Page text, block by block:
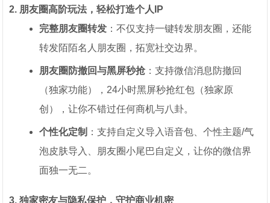
2. 朋友圈高阶玩法，轻松打造个人IP
完整朋友圈转发 ：不仅支持一键转发朋友圈，还能
转发陌陌名人朋友圈，拓宽社交边界。
朋友圈防撤回与黑屏秒抢：支持微信消息防撤回
（独家功能），24小时黑屏秒抢红包（独家原
创），让你不错过任何商机与八卦。
个性化定制 ：支持自定义导入语音包、个性主题/气
泡皮肤导入、朋友圈小尾巴自定义，让你的微信界
面独一无二。
3. 独家密友与隐私保护，守护商业机密